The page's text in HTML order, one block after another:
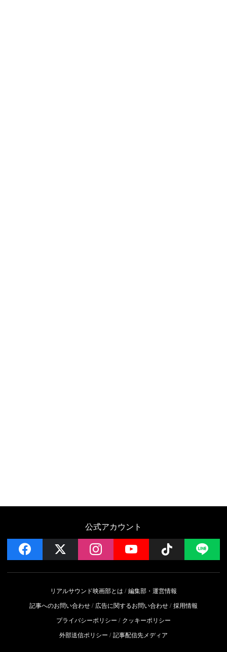
公式アカウント
facebook instagramYouTube Follow
リアルサウンド映画部とは
編集部・運営情報
記事へのお問い合わせ
広告に関するお問い合わせ 採用情報
プライバシーポリシー
クッキーポリシー
外部送信ポリシー
記事配信先メディア